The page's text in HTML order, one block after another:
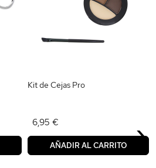
Kit de Cejas Pro
6,95 €
AÑADIR AL CARRITO ›